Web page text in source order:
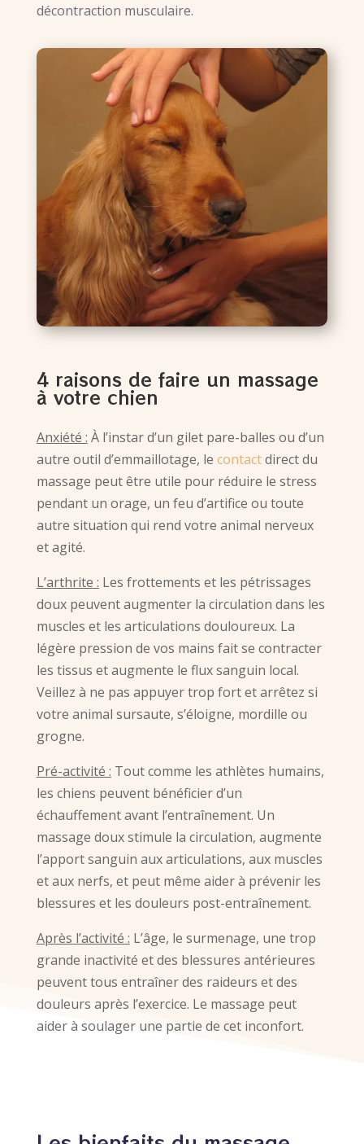
décontraction musculaire.
4 raisons de faire un massage
à votre chien
Anxiété : À l’instar d’un gilet pare-balles ou d’un
autre outil d’emmaillotage, le contactdirect du
massage peut être utile pour réduire le stress
pendant un orage, un feu d’artifice ou toute
autre situation qui rend votre animal nerveux
et agité.
L’arthrite : Les frottements et les pétrissages
doux peuvent augmenter la circulation dans les
muscles et les articulations douloureux. La
légère pression de vos mains fait se contracter
les tissus et augmente le flux sanguin local.
Veillez à ne pas appuyer trop fort et arrêtez si
votre animal sursaute, s’éloigne, mordille ou
grogne.
Pré-activité : Tout comme les athlètes humains,
les chiens peuvent bénéficier d’un
échauffement avant l’entraînement. Un
massage doux stimule la circulation, augmente
l’apport sanguin aux articulations, aux muscles
et aux nerfs, et peut même aider à prévenir les
blessures et les douleurs post-entraînement.
Après l’activité : L’âge, le surmenage, une trop
grande inactivité et des blessures antérieures
peuvent tous entraîner des raideurs et des
douleurs après l’exercice. Le massage peut
aider à soulager une partie de cet inconfort.